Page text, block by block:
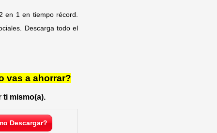
en 1 en tiempo récord.
Descarga todo el
vas a ahorrar?
ti mismo(a).
Descargar?